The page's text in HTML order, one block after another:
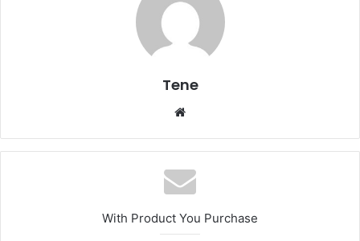
Tene
Website
With Product You Purchase